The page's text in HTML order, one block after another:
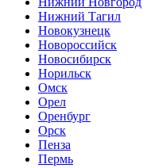
Нижний Тагил
Новокузнецк
Новороссийск
Новосибирск
Норильск
Омск
Орел
Оренбург
Орск
Пенза
Пермь